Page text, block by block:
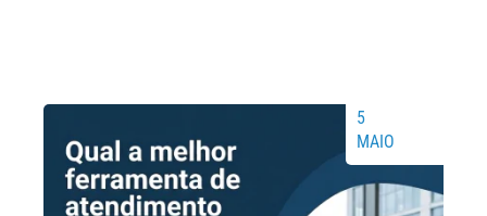
5
MAIO